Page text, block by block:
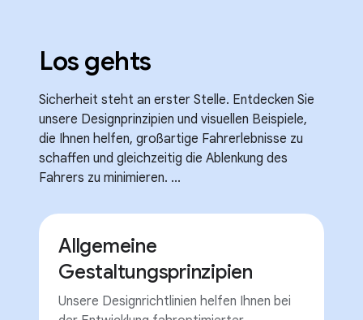
Los gehts
Sicherheit steht an erster Stelle. Entdecken Sie
unsere Designprinzipien und visuellen Beispiele,
die Ihnen helfen, großartige Fahrerlebnisse zu
schaffen und gleichzeitig die Ablenkung des
Fahrers zu minimieren. ...
Allgemeine
Gestaltungsprinzipien
Unsere Designrichtlinien helfen Ihnen bei